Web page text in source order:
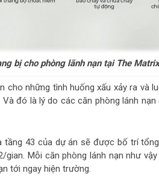
bị cho phòng lãnh nạn tại The
cho những tình huống xấu xảy ra và
đó là lý do các căn phòng lánh
tầng 43 của dự án sẽ được bố trí
Mỗi căn phòng lánh nạn như
tới ngay hiện trường.